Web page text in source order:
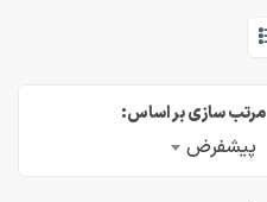
مرتب سازی بر اساس:
پیشفرض